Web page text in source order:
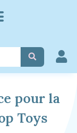
pour la
Toys